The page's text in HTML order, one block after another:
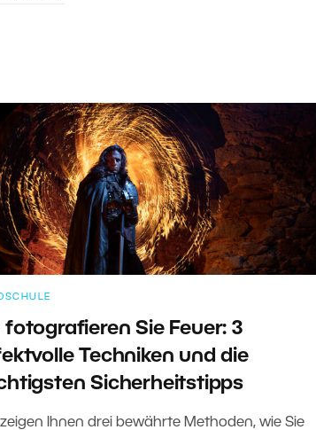
fotografieren Sie Feuer: 3
Techniken und die
Sicherheitstipps
Ihnen drei bewährte Methoden, wie Sie